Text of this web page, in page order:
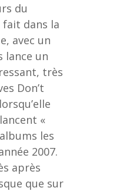
du
fait dans la
avec un
lance un
très
Don’t
«
les
2007.
après
que sur